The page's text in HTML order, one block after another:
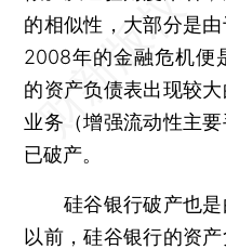
的相似性，大部分是由
2008年的金融危机便
的资产负债表出现较
业务（增强流动性主
已破产。
硅谷银行破产也是
以前，硅谷银行的资